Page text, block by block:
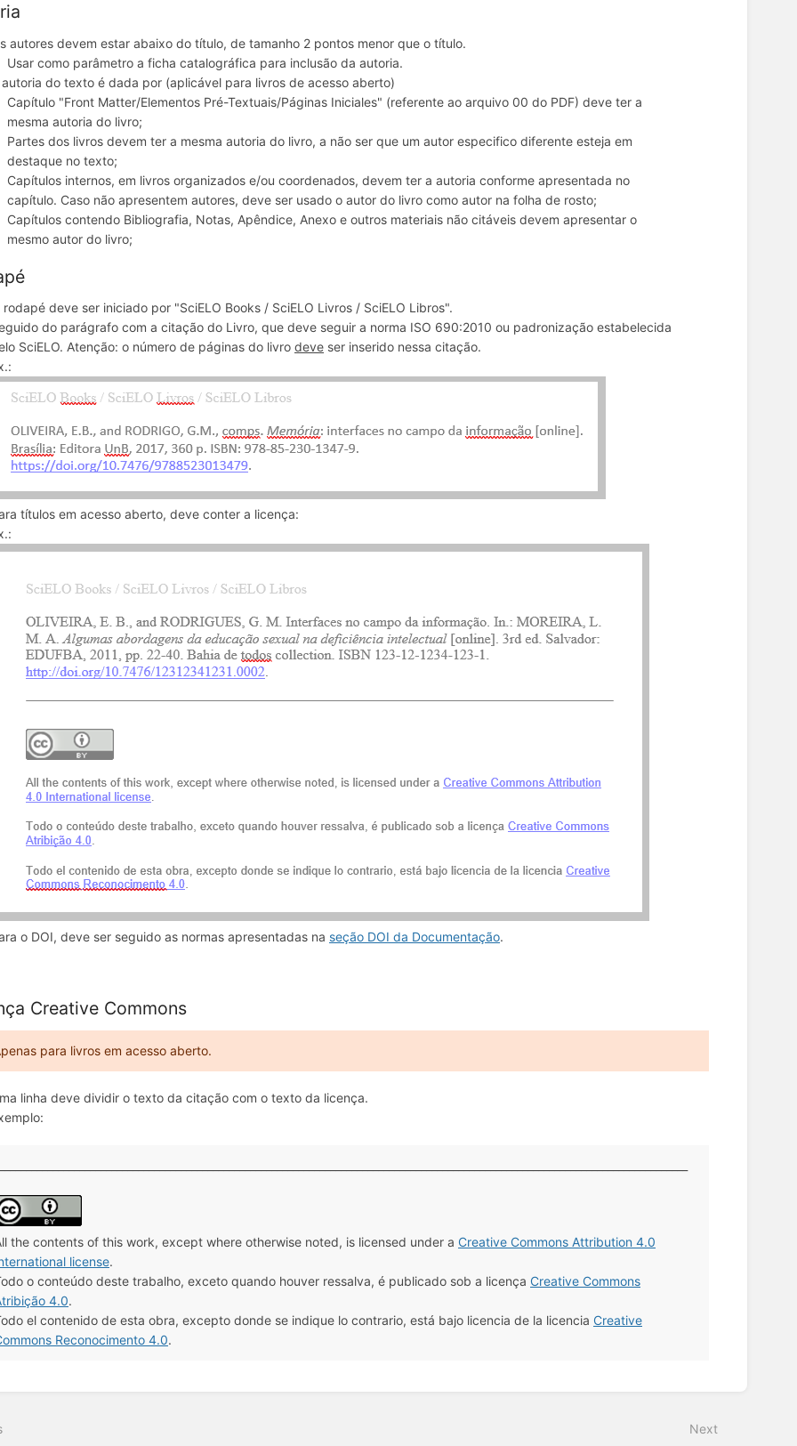
autores devem estar abaixo do título, de tamanho 2 pontos menor que o título.
Usar como parâmetro a ficha catalográfica para inclusão da autoria.
autoria do texto é dada por (aplicável para livros de acesso aberto)
Capítulo "Front Matter/Elementos Pré-Textuais/Páginas Iniciales" (referente ao arquivo 00 do PDF) deve ter a
mesma autoria do livro;
Partes dos livros devem ter a mesma autoria do livro, a não ser que um autor especifico diferente esteja em
destaque no texto;
Capítulos internos, em livros organizados e/ou coordenados, devem ter a autoria conforme apresentada no
capítulo. Caso não apresentem autores, deve ser usado o autor do livro como autor na folha de rosto;
Capítulos contendo Bibliografia, Notas, Apêndice, Anexo e outros materiais não citáveis devem apresentar o
mesmo autor do livro;
rodapé deve ser iniciado por "SciELO Books / SciELO Livros / SciELO Libros".
do parágrafo com a citação do Livro, que deve seguir a norma ISO 690:2010 ou padronização estabelecida
SciELO. Atenção: o número de páginas do livro deve ser inserido nessa citação.
títulos em acesso aberto, deve conter a licença:
o DOI, deve ser seguido as normas apresentadas na seção DOI da Documentação.
Creative Commons
para livros em acesso aberto.
linha deve dividir o texto da citação com o texto da licença.
the contents of this work, except where otherwise noted, is licensed under a Creative Commons Attribution 4.0
license.
o conteúdo deste trabalho, exceto quando houver ressalva, é publicado sob a licença Creative Commons
4.0.
el contenido de esta obra, excepto donde se indique lo contrario, está bajo licencia de la licencia Creative
Reconocimento 4.0.
Next